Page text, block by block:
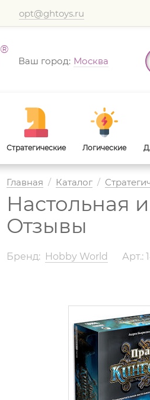
opt@ghtoys.ru
®
Ваш город: Москва
Стратегические Логические
Главная / Каталог /
Настольная
Отзывы
Бренд: Hobby World Арт.: